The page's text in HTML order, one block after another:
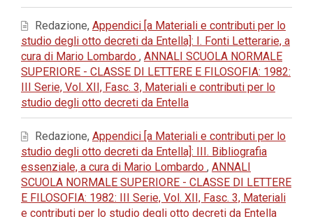
Redazione, Appendici [a Materiali e contributi per lo
studio degli otto decreti da Entella]: I. Fonti Letterarie, a
cura di Mario Lombardo , ANNALI SCUOLA NORMALE
SUPERIORE - CLASSE DI LETTERE E FILOSOFIA: 1982:
III Serie, Vol. XII, Fasc. 3, Materiali e contributi per lo
studio degli otto decreti da Entella
Redazione, Appendici [a Materiali e contributi per lo
studio degli otto decreti da Entella]: III. Bibliografia
essenziale, a cura di Mario Lombardo , ANNALI
SCUOLA NORMALE SUPERIORE - CLASSE DI LETTERE
E FILOSOFIA: 1982: III Serie, Vol. XII, Fasc. 3, Materiali
e contributi per lo studio degli otto decreti da Entella